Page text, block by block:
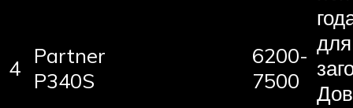
4 Partner
P340S
6200-
7500